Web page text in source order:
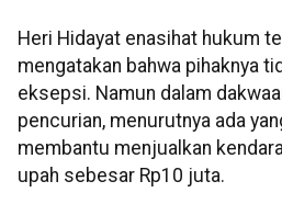
Heri Hidayat enasihat hukum
mengatakan bahwa pihaknya
eksepsi. Namun dalam
pencurian, menurutnya ada
membantu menjualkan
upah sebesar Rp10 juta.